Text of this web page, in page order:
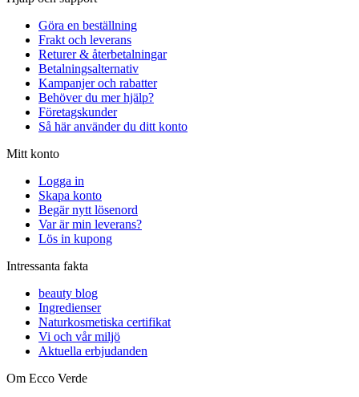
Göra en beställning
Frakt och leverans
Returer & återbetalningar
Betalningsalternativ
Kampanjer och rabatter
Behöver du mer hjälp?
Företagskunder
Så här använder du ditt konto
Mitt konto
Logga in
Skapa konto
Begär nytt lösenord
Var är min leverans?
Lös in kupong
Intressanta fakta
beauty blog
Ingredienser
Naturkosmetiska certifikat
Vi och vår miljö
Aktuella erbjudanden
Om Ecco Verde